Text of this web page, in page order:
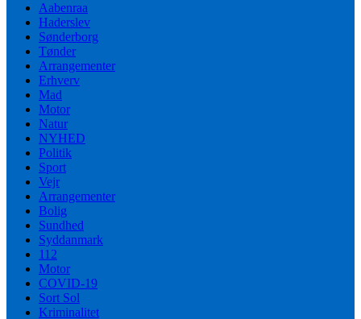
Aabenraa
Haderslev
Sønderborg
Tønder
Arrangementer
Erhverv
Mad
Motor
Natur
NYHED
Politik
Sport
Vejr
Arrangementer
Bolig
Sundhed
Syddanmark
112
Motor
COVID-19
Sort Sol
Kriminalitet